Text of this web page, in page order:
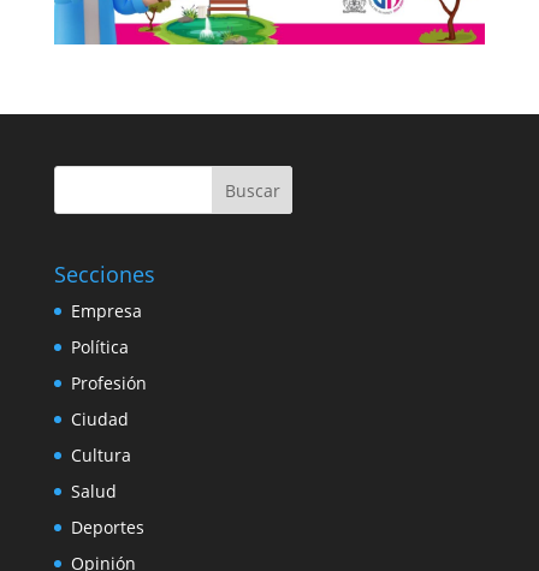
Buscar
Secciones
Empresa
Política
Profesión
Ciudad
Cultura
Salud
Deportes
Opinión